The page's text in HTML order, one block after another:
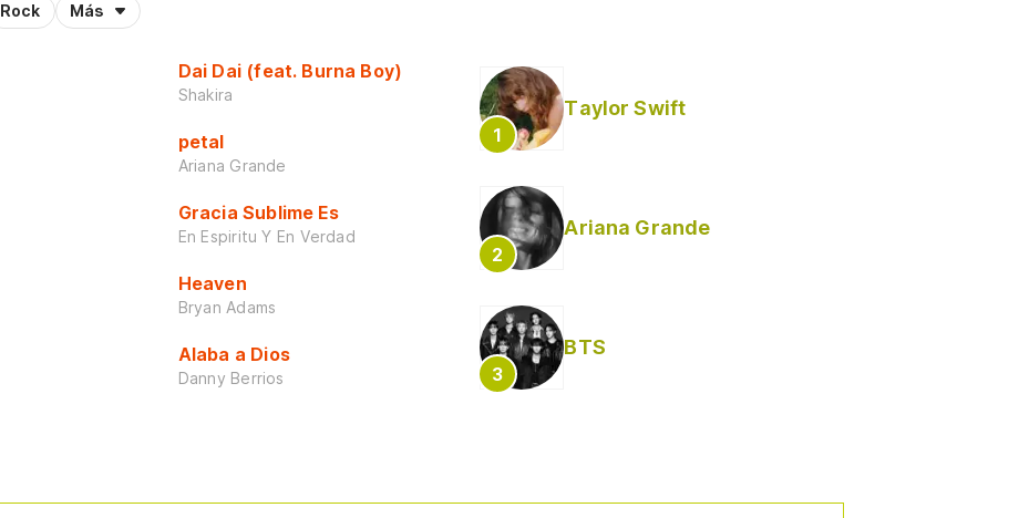
Rock Más
Dai Dai (feat. Burna Boy)
Shakira
petal
Ariana Grande
Gracia Sublime Es
En Espiritu Y En Verdad
Heaven
Bryan Adams
Alaba a Dios
Danny Berrios
Taylor Swift
Ariana Grande
BTS